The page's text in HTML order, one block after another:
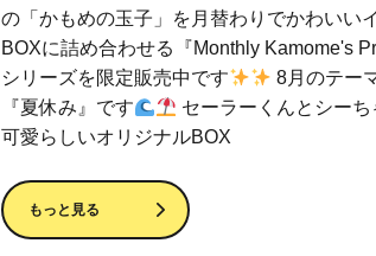
の「かもめの玉子」を月替わりでかわいい
BOXに詰め合わせる『Monthly Kamome's
シリーズを限定販売中です
8月のテー
『夏休み』です
セーラーくんとシーち
可愛らしいオリジナルBOX
もっと見る